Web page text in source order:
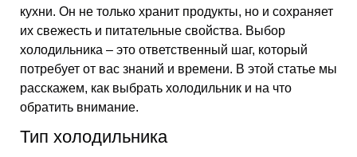
кухни. Он не только хранит продукты, но и сохраняет
их свежесть и питательные свойства. Выбор
холодильника – это ответственный шаг, который
потребует от вас знаний и времени. В этой статье мы
расскажем, как выбрать холодильник и на что
обратить внимание.
Тип холодильника